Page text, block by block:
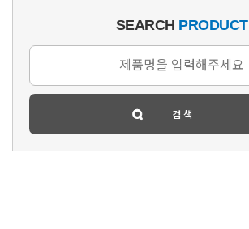
SEARCH PRODUCT